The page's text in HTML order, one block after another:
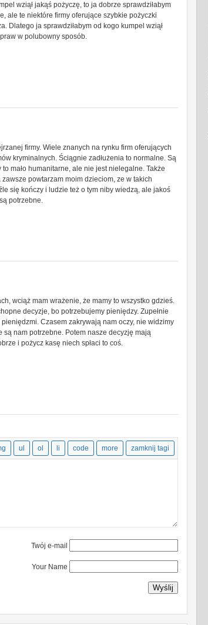
wziął jakąś pożyczę, to ja dobrze sprawdziłabym
ale te niektóre firmy oferujące szybkie pożyczki
Dlatego ja sprawdziłabym od kogo kumpel wziął
w polubowny sposób.
firmy. Wiele znanych na rynku firm oferujących
kryminalnych. Ściągnie zadłużenia to normalne. Są
mało humanitarne, ale nie jest nielegalne. Także
powtarzam moim dzieciom, ze w takich
się kończy i ludzie też o tym niby wiedzą, ale jakoś
potrzebne.
wciąż mam wrażenie, że mamy to wszystko gdzieś.
decyzje, bo potrzebujemy pieniędzy. Zupełnie
Czasem zakrywają nam oczy, nie widzimy
nam potrzebne. Potem nasze decyzję mają
i pożycz kasę niech spłaci to coś.
Twój e-mail
Your Name